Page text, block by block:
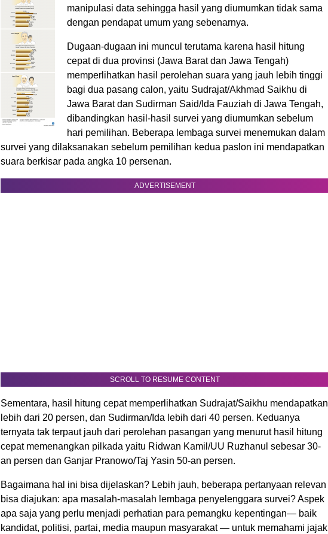
manipulasi data sehingga hasil yang diumumkan tidak sama
dengan pendapat umum yang sebenarnya.
Dugaan-dugaan ini muncul terutama karena hasil hitung
cepat di dua provinsi (Jawa Barat dan Jawa Tengah)
memperlihatkan hasil perolehan suara yang jauh lebih tinggi
bagi dua pasang calon, yaitu Sudrajat/Akhmad Saikhu di
Jawa Barat dan Sudirman Said/Ida Fauziah di Jawa Tengah,
dibandingkan hasil-hasil survei yang diumumkan sebelum
hari pemilihan. Beberapa lembaga survei menemukan dalam
survei yang dilaksanakan sebelum pemilihan kedua paslon ini mendapatkan
suara berkisar pada angka 10 persenan.
ADVERTISEMENT
SCROLL TO RESUME CONTENT
Sementara, hasil hitung cepat memperlihatkan Sudrajat/Saikhu mendapatkan
lebih dari 20 persen, dan Sudirman/Ida lebih dari 40 persen. Keduanya
ternyata tak terpaut jauh dari perolehan pasangan yang menurut hasil hitung
cepat memenangkan pilkada yaitu Ridwan Kamil/UU Ruzhanul sebesar 30-
an persen dan Ganjar Pranowo/Taj Yasin 50-an persen.
Bagaimana hal ini bisa dijelaskan? Lebih jauh, beberapa pertanyaan relevan
bisa diajukan: apa masalah-masalah lembaga penyelenggara survei? Aspek
apa saja yang perlu menjadi perhatian para pemangku kepentingan— baik
kandidat, politisi, partai, media maupun masyarakat — untuk memahami jajak